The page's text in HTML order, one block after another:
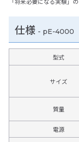
「将来必要になる実験」
仕様 - pE-4000
型式
サイズ
質量
電源